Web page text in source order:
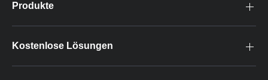
Produkte
Kostenlose Lösungen